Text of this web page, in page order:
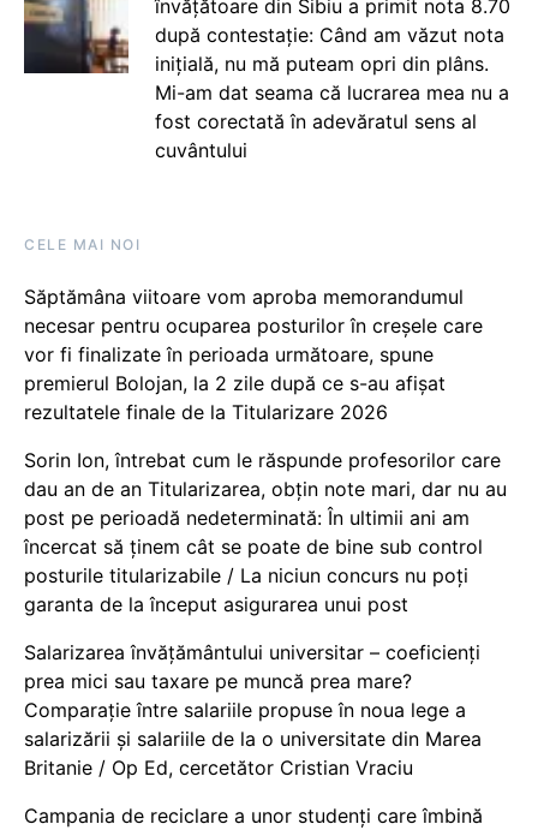
învățătoare din Sibiu a primit nota 8.70
după contestație: Când am văzut nota
inițială, nu mă puteam opri din plâns.
Mi-am dat seama că lucrarea mea nu a
fost corectată în adevăratul sens al
cuvântului
CELE MAI NOI
Săptămâna viitoare vom aproba memorandumul
necesar pentru ocuparea posturilor în creșele care
vor fi finalizate în perioada următoare, spune
premierul Bolojan, la 2 zile după ce s-au afișat
rezultatele finale de la Titularizare 2026
Sorin Ion, întrebat cum le răspunde profesorilor care
dau an de an Titularizarea, obțin note mari, dar nu au
post pe perioadă nedeterminată: În ultimii ani am
încercat să ținem cât se poate de bine sub control
posturile titularizabile / La niciun concurs nu poți
garanta de la început asigurarea unui post
Salarizarea învățământului universitar – coeficienți
prea mici sau taxare pe muncă prea mare?
Comparație între salariile propuse în noua lege a
salarizării și salariile de la o universitate din Marea
Britanie / Op Ed, cercetător Cristian Vraciu
Campania de reciclare a unor studenți care îmbină